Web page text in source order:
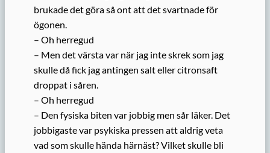
brukade det göra så ont att det svartnade för
ögonen.
– Oh herregud
– Men det värsta var när jag inte skrek som jag
skulle då fick jag antingen salt eller citronsaft
droppat i såren.
– Oh herregud
– Den fysiska biten var jobbig men sår läker. Det
jobbigaste var psykiska pressen att aldrig veta
vad som skulle hända härnäst? Vilket skulle bli